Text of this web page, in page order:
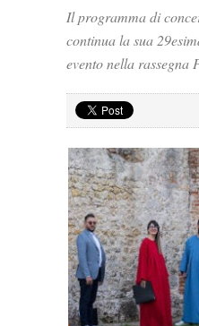
Il programma di
continua la sua
evento nella rassegna